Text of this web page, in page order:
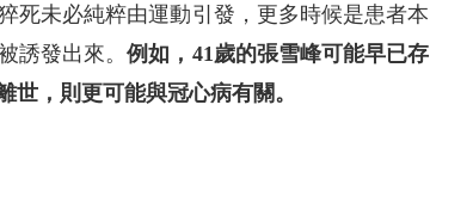
死未必純粹由運動引發，更多時候是患者本
誘發出來。例如，41歲的張雪峰可能早已存
，則更可能與冠心病有關。